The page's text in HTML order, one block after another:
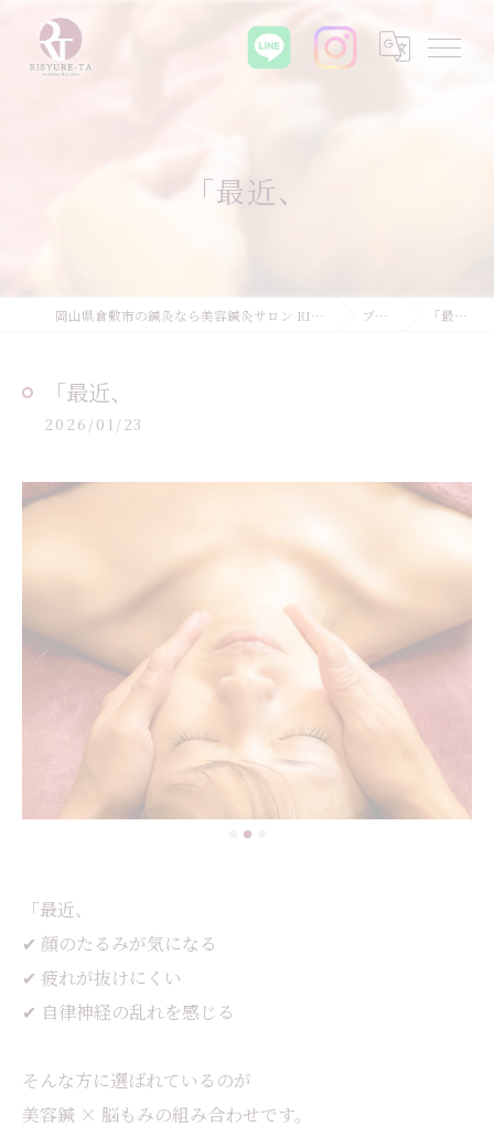
「最近、
岡山県倉敷市の鍼灸なら美容鍼灸サロン RISYURE－TA ブログ 「最近、
「最近、
2026/01/23
「最近、
✔ 顔のたるみが気になる
✔ 疲れが抜けにくい
✔ 自律神経の乱れを感じる
そんな方に選ばれているのが
美容鍼 × 脳もみの組み合わせです。